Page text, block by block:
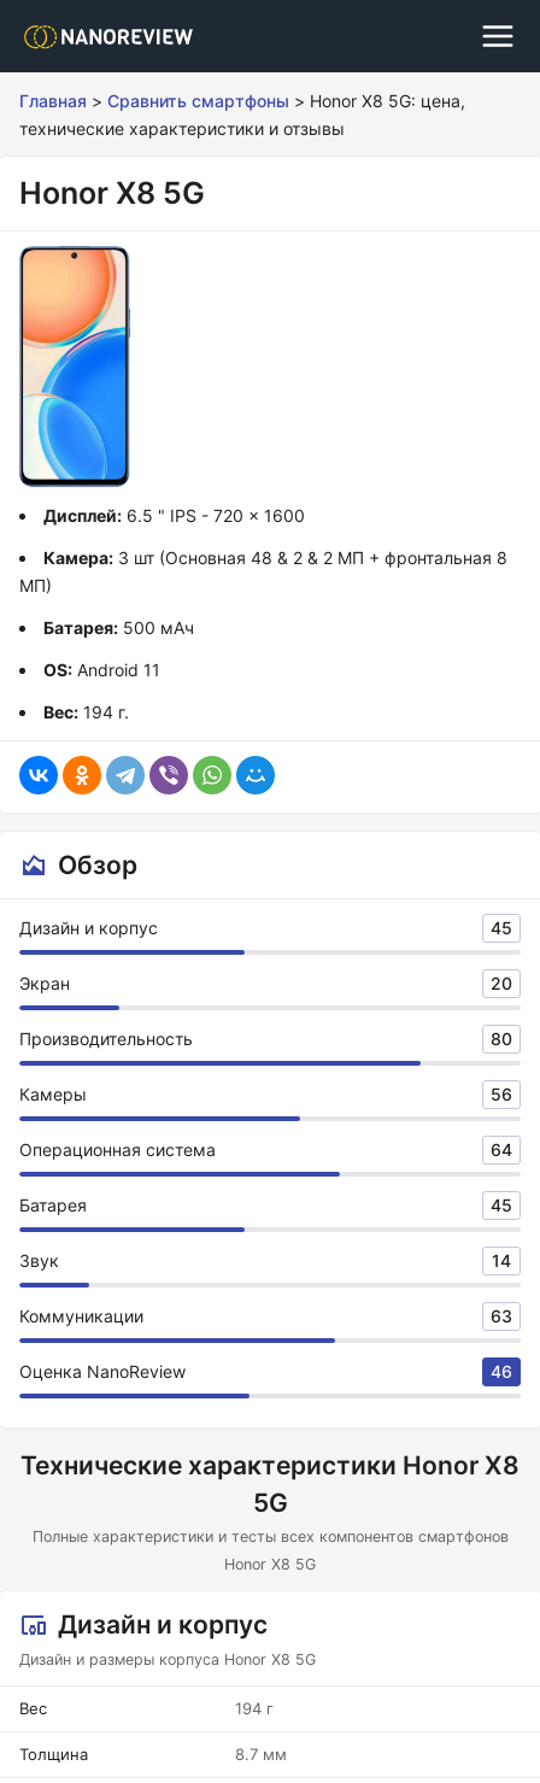
Главная > Сравнить смартфоны > Honor X8 5G: цена,
технические характеристики и отзывы
Honor X8 5G
Дисплей: 6.5 " IPS - 720 x 1600
Камера: 3 шт (Основная 48 & 2 & 2 МП + фронтальная 8
МП)
Батарея: 500 мАч
OS: Android 11
Вес: 194 г.
Обзор
Дизайн и корпус 45
Экран 20
Производительность 80
Камеры 56
Операционная система 64
Батарея 45
Звук 14
Коммуникации 63
Оценка NanoReview 46
Технические характеристики Honor X8
5G
Полные характеристики и тесты всех компонентов смартфонов
Honor X8 5G
Дизайн и корпус
Дизайн и размеры корпуса Honor X8 5G
Вес 194 г
Толщина 8.7 мм